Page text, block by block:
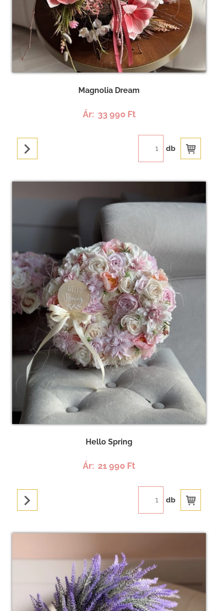
Magnolia Dream
Ár:33 990 Ft
db
Hello Spring
Ár: 21 990 Ft
db